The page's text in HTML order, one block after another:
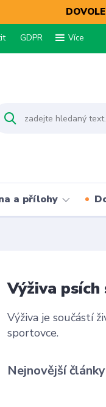
GDPR Více
a přílohy
Výživa
Výživa je součástí
sportovce.
Nejnovější články